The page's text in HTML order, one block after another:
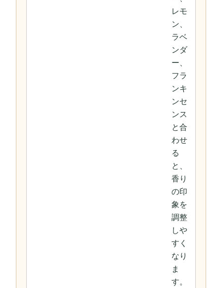
レモ
ン、
ラベ
ンダ
ー、
フラ
ンキ
ンセ
ンス
と合
わせ
る
と、
香り
の印
象を
調整
しや
すく
なり
ま
す。